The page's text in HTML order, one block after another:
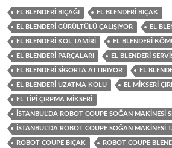
EL BLENDERI BIÇAĞI EL BLENDERI BIÇAK
EL BLENDERI GÜRÜLTÜLÜ ÇALIŞIYOR EL
EL BLENDERI KOL TAMIRI EL BLENDERI
EL BLENDERI PARÇALARI EL BLENDERI
EL BLENDERI SIGORTA ATTIRIYOR EL
EL BLENDERI UZATMA KOLU EL MIKSERI
EL TIPI ÇIRPMA MIKSERI
İSTANBUL'DA ROBOT COUPE SOĞAN MAKINESI
İSTANBUL'DA ROBOT COUPE SOĞAN MAKINESI
ROBOT COUPE BIÇAK ROBOT COUPE